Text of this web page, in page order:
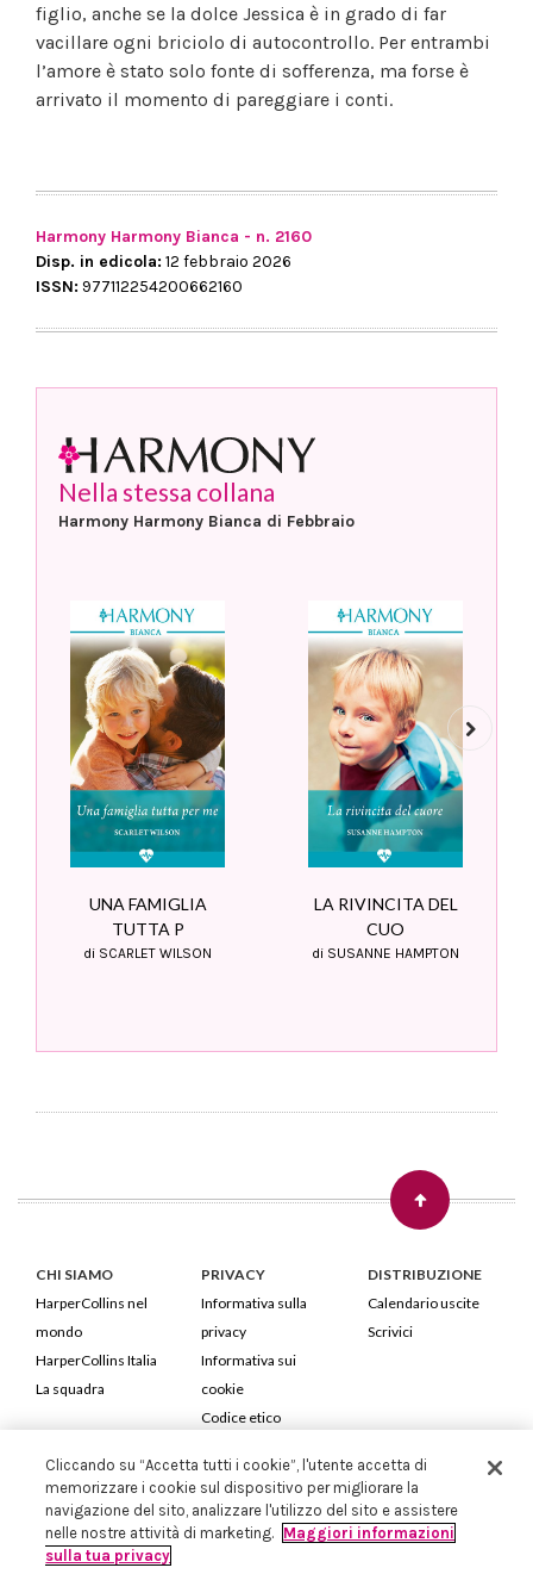
figlio, anche se la dolce Jessica è in grado di far
vacillare ogni briciolo di autocontrollo. Per entrambi
l’amore è stato solo fonte di sofferenza, ma forse è
arrivato il momento di pareggiare i conti.
Harmony Harmony Bianca - n. 2160
Disp. in edicola: 12 febbraio 2026
ISSN: 977112254200662160
Nella stessa collana
Harmony Harmony Bianca di Febbraio
UNA FAMIGLIA
TUTTA P
di SCARLET WILSON
LA RIVINCITA DEL
CUO
di SUSANNE HAMPTON
Next
CHI SIAMO
HarperCollins nel
mondo
HarperCollins Italia
La squadra
PRIVACY
Informativa sulla
privacy
Informativa sui
cookie
Codice etico
DISTRIBUZIONE
Calendario uscite
Scrivici
HarperCollins Italia S.p.A. Viale Monte Nero, 84 - 20135 Milano
Cod. Fiscale e P.IVA 05946780151 - Capitale Sociale 258.250 €
Iscritta in Milano al Registro delle imprese nr.198004 e REA nr.1051898
Cliccando su “Accetta tutti i cookie”, l'utente accetta di
memorizzare i cookie sul dispositivo per migliorare la
navigazione del sito, analizzare l'utilizzo del sito e assistere
nelle nostre attività di marketing. Maggiori informazioni
sulla tua privacy